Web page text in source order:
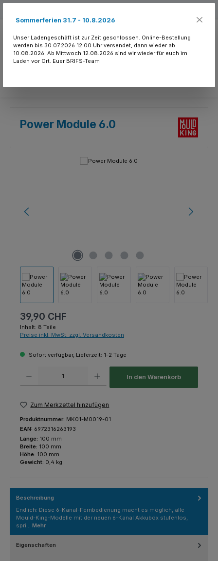
Power Module 6.0
Bildergalerie überspringen
Regulärer Preis:
39,90 CHF
Inhalt: 8 Teile
Preise inkl. MwSt. zzgl. Versandkosten
Sofort verfügbar, Lieferzeit: 1-2 Tage
In den Warenkorb
Zum Merkzettel hinzufügen
Produktnummer: MK01-M0019-01
EAN: 6972316263193
Länge: 100 mm
Breite: 100 mm
Höhe: 100 mm
Gewicht: 0,4 kg
Beschreibung
Endlich: Diese 6-Kanal-Fernbedienung macht es möglich, alle
Mould-King-Modelle mit der neuen 6-Kanal Akkubox stufenlos,
spri… Mehr
Eigenschaften
Sommerferien 31.7 - 10.8.2026
Unser Ladengeschäft ist zur Zeit geschlossen. Online-Bestellung
werden bis 30.07.2026 12:00 Uhr versendet, dann wieder ab
10.08.2026. Ab Mittwoch 12.08.2026 sind wir wieder für euch im
Laden vor Ort. Euer BRIFS-Team